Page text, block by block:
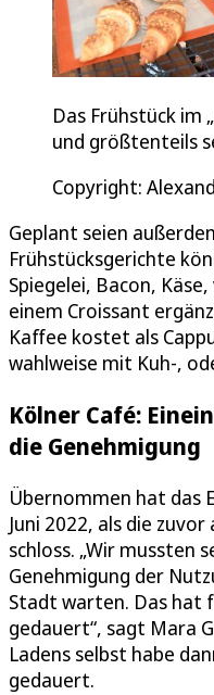
Das Frühstück im
und größtenteils
Copyright:
Geplant seien
Frühstücksgerichte
Spiegelei, Bacon,
einem Croissant
Kaffee kostet als
wahlweise mit Kuh-,
Kölner Café:
die Genehmigung
Übernommen hat das
Juni 2022, als die zuvor
schloss. „Wir mussten
Genehmigung der
Stadt warten. Das hat
gedauert“, sagt Mara
Ladens selbst habe
gedauert.